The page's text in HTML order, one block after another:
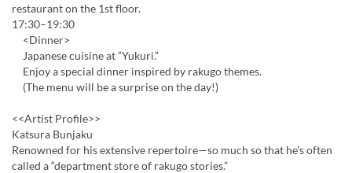
restaurant on the 1st floor.
17:30–19:30
<Dinner>
Japanese cuisine at “Yukuri.”
Enjoy a special dinner inspired by rakugo themes.
(The menu will be a surprise on the day!)
<<Artist Profile>>
Katsura Bunjaku
Renowned for his extensive repertoire—so much so that he’s often
called a “department store of rakugo stories.”